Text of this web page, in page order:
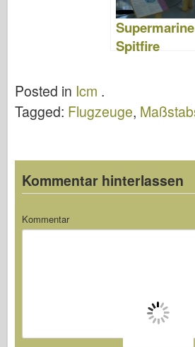
Supermarine
Spitfire
Posted in Icm .
Tagged: Flugzeuge,
Kommentar hinterlassen
Kommentar